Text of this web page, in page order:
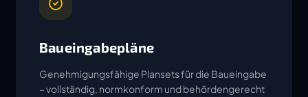
Baueingabepläne
Genehmigungsfähige Plansets für die Baueingabe
– vollständig, normkonform und behördengerecht